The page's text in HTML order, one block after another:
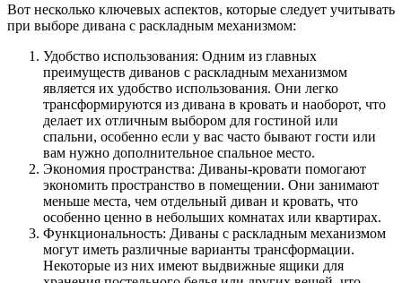
Вот несколько ключевых аспектов, которые следует учитывать
при выборе дивана с раскладным механизмом:
Удобство использования: Одним из главных
преимуществ диванов с раскладным механизмом
является их удобство использования. Они легко
трансформируются из дивана в кровать и наоборот, что
делает их отличным выбором для гостиной или
спальни, особенно если у вас часто бывают гости или
вам нужно дополнительное спальное место.
Экономия пространства: Диваны-кровати помогают
экономить пространство в помещении. Они занимают
меньше места, чем отдельный диван и кровать, что
особенно ценно в небольших комнатах или квартирах.
Функциональность: Диваны с раскладным механизмом
могут иметь различные варианты трансформации.
Некоторые из них имеют выдвижные ящики для